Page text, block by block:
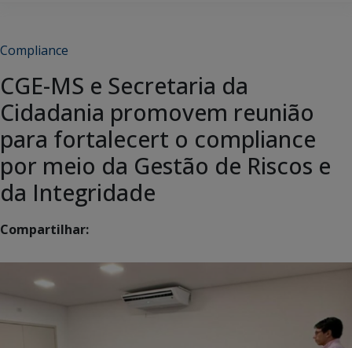
Compliance
CGE-MS e Secretaria da
Cidadania promovem reunião
para fortalecert o compliance
por meio da Gestão de Riscos e
da Integridade
Compartilhar: